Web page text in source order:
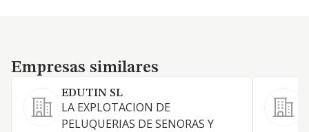
Empresas similares
Empresas similares
EDUTIN SL
LA EXPLOTACION DE
PELUQUERIAS DE SENORAS Y